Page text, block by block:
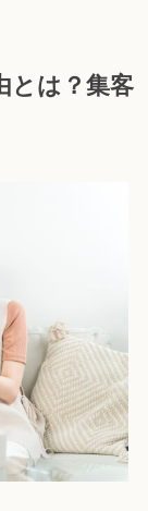
とは？集客